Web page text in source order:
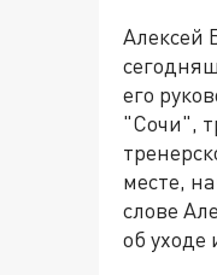
Алексей
его
"Сочи",
месте,
слове
об уходе